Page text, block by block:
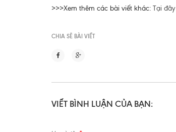
>>>Xem thêm các bài viết khác: Tại đây
CHIA SẼ BÀI VIẾT
VIẾT BÌNH LUẬN CỦA BẠN: